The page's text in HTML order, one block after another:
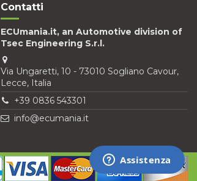
Contatti
ECUmania.it, an Automotive division of
Tsec Engineering S.r.l.
Via Ungaretti, 10 - 73010 Sogliano Cavour,
Lecce, Italia
+39 0836 543301
info@ecumania.it